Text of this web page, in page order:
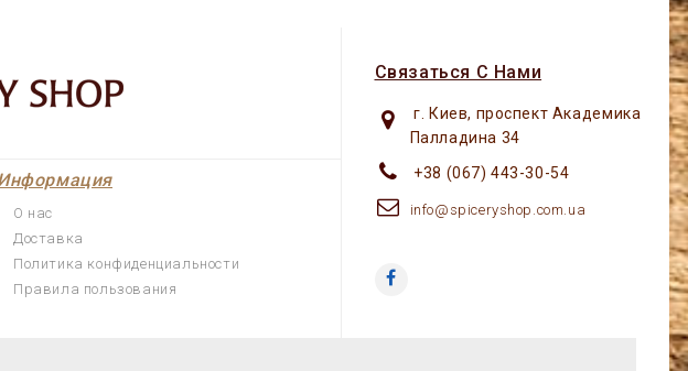
О нас
Доставка
Политика конфиденциальности
Правила пользования
Связаться С Нами
г. Киев, проспект Академика
Палладина 34
+38 (067) 443-30-54
info@spiceryshop.com.ua